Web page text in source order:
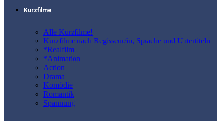
Kurzfilme
Alle Kurzfilme!
Kurzfilme nach Regisseur/in, Sprache und Untertiteln
*Realfilm
*Animation
Action
Drama
Komödie
Romantik
Spannung